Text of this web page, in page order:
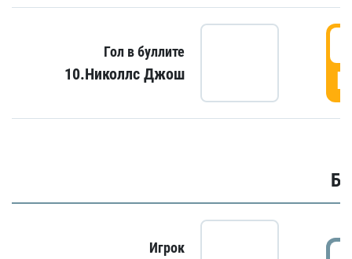
Гол в буллите
10.Николлс Джош
Игрок